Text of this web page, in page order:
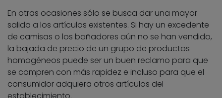
En otras ocasiones sólo se busca dar una mayor
salida a los artículos existentes. Si hay un excedente
de camisas o los bañadores aún no se han vendido,
la bajada de precio de un grupo de productos
homogéneos puede ser un buen reclamo para que
se compren con más rapidez e incluso para que el
consumidor adquiera otros artículos del